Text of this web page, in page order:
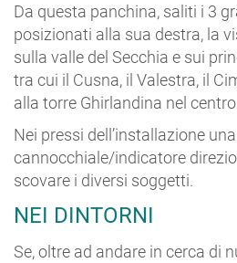
Da questa panchina, saliti i 3
posizionati alla sua destra, la
sulla valle del Secchia e sui
tra cui il Cusna, il Valestra, il
alla torre Ghirlandina nel
Nei pressi dell’installazione
cannocchiale/indicatore
scovare i diversi soggetti.
NEI DINTORNI
Se, oltre ad andare in cerca di